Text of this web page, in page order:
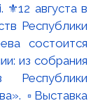
⚜️12 августа в
Республики
состоится
из собрания
Республики
▫️Выставка